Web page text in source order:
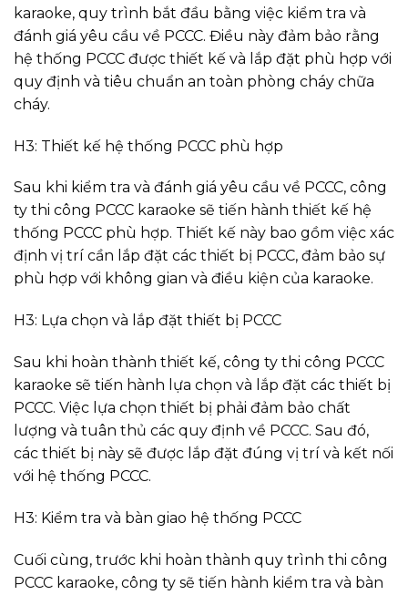
karaoke, quy trình bắt đầu bằng việc kiểm tra và
đánh giá yêu cầu về PCCC. Điều này đảm bảo rằng
hệ thống PCCC được thiết kế và lắp đặt phù hợp với
quy định và tiêu chuẩn an toàn phòng cháy chữa
cháy.
H3: Thiết kế hệ thống PCCC phù hợp
Sau khi kiểm tra và đánh giá yêu cầu về PCCC, công
ty thi công PCCC karaoke sẽ tiến hành thiết kế hệ
thống PCCC phù hợp. Thiết kế này bao gồm việc xác
định vị trí cần lắp đặt các thiết bị PCCC, đảm bảo sự
phù hợp với không gian và điều kiện của karaoke.
H3: Lựa chọn và lắp đặt thiết bị PCCC
Sau khi hoàn thành thiết kế, công ty thi công PCCC
karaoke sẽ tiến hành lựa chọn và lắp đặt các thiết bị
PCCC. Việc lựa chọn thiết bị phải đảm bảo chất
lượng và tuân thủ các quy định về PCCC. Sau đó,
các thiết bị này sẽ được lắp đặt đúng vị trí và kết nối
với hệ thống PCCC.
H3: Kiểm tra và bàn giao hệ thống PCCC
Cuối cùng, trước khi hoàn thành quy trình thi công
PCCC karaoke, công ty sẽ tiến hành kiểm tra và bàn